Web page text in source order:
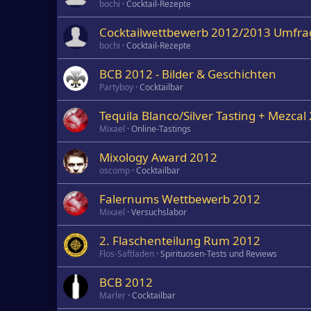
bochi Cocktail-Rezepte
Cocktailwettbewerb 2012/2013
bochi Cocktail-Rezepte
BCB 2012 - Bilder & Geschichten
Partyboy Cocktailbar
Tequila Blanco/Silver Tasting +
Mixael Online-Tastings
Mixology Award 2012
oscomp Cocktailbar
Falernums Wettbewerb 2012
Mixael Versuchslabor
2. Flaschenteilung Rum 2012
Flos-Saftladen Spirituosen-Tests und Reviews
BCB 2012
Marler Cocktailbar